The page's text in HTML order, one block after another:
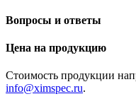
Вопросы и ответы
Цена на продукцию
Стоимость продукции
info@ximspec.ru.